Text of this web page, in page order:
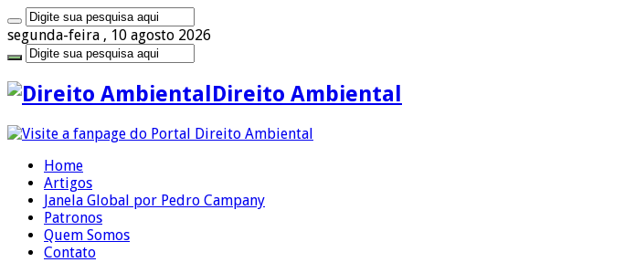
segunda-feira , 10 agosto 2026
Direito Ambiental
Home
Artigos
Janela Global por Pedro Campany
Patronos
Quem Somos
Contato